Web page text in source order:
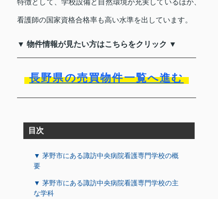
看護師の国家資格合格率も高い水準を出しています。
▼ 物件情報が見たい方はこちらをクリック ▼
長野県の売買物件一覧へ進む
目次
▼ 茅野市にある諏訪中央病院看護専門学校の概
要
▼ 茅野市にある諏訪中央病院看護専門学校の主
な学科